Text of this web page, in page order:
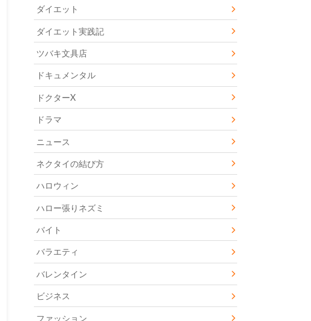
ダイエット
ダイエット実践記
ツバキ文具店
ドキュメンタル
ドクターX
ドラマ
ニュース
ネクタイの結び方
ハロウィン
ハロー張りネズミ
バイト
バラエティ
バレンタイン
ビジネス
ファッション